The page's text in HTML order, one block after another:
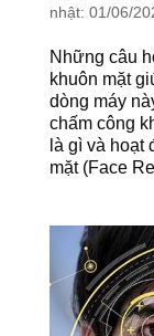
nhật: 01/06/
Những câu
khuôn mặt
dòng máy
chấm công
là gì và hoạt
mặt (Face